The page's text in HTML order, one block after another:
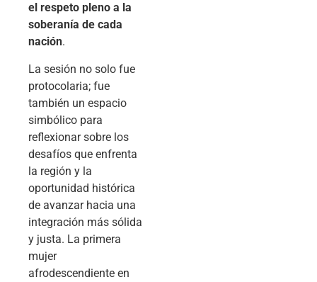
el respeto pleno a la
soberanía de cada
nación.
La sesión no solo fue
protocolaria; fue
también un espacio
simbólico para
reflexionar sobre los
desafíos que enfrenta
la región y la
oportunidad histórica
de avanzar hacia una
integración más sólida
y justa. La primera
mujer
afrodescendiente en